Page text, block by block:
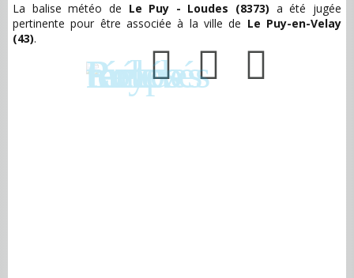
La balise météo de Le Puy - Loudes (8373) a été jugée
pertinente pour être associée à la ville de Le Puy-en-Velay
(43).